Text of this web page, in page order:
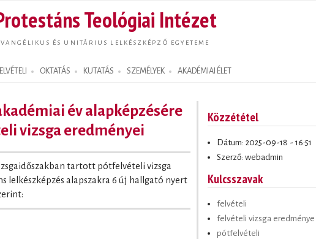
tartalomra
Teológiai Intézet
ÉS UNITÁRIUS LELKÉSZKÉPZŐ EGYETEME
OKTATÁS KUTATÁS SZEMÉLYEK AKADÉMIAI ÉLET
év alapképzésére
vizsga eredményei
tartott pótfelvételi vizsga
lelkészképzés alapszakra 6 új hallgató nyert
Közzététel
Dátum: 2025-09-18 - 16:51
Szerző: webadmin
Kulcsszavak
felvételi
felvételi vizsga eredménye
pótfelvételi